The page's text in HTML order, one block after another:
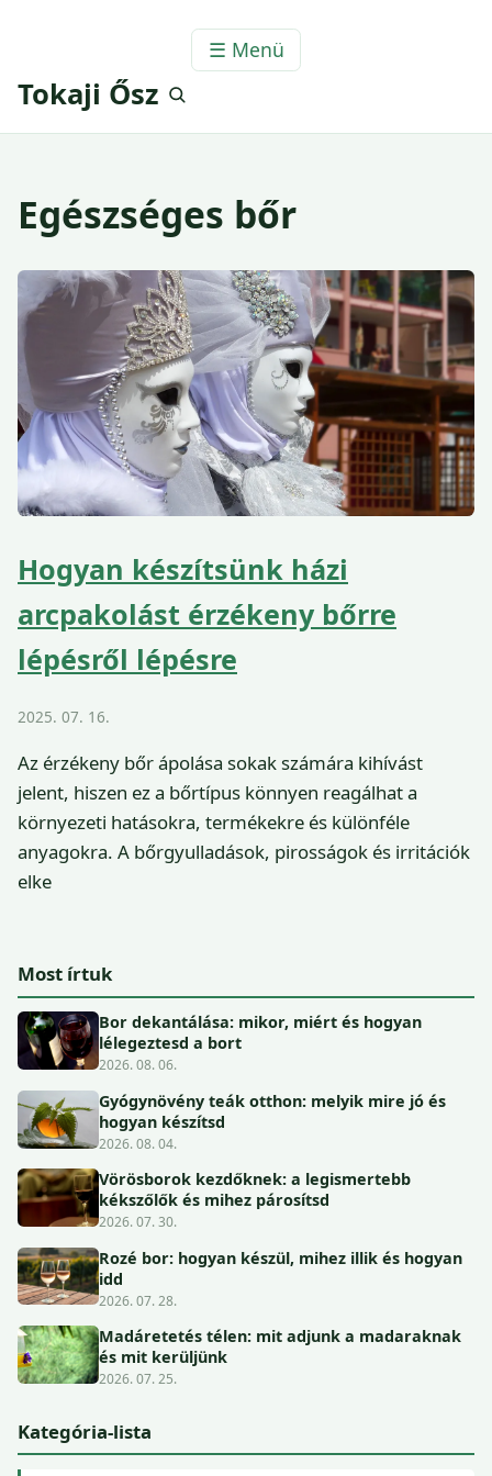
☰ Menü
Tokaji Ősz
Egészséges bőr
Hogyan készítsünk házi
arcpakolást érzékeny bőrre
lépésről lépésre
2025. 07. 16.
Az érzékeny bőr ápolása sokak számára kihívást
jelent, hiszen ez a bőrtípus könnyen reagálhat a
környezeti hatásokra, termékekre és különféle
anyagokra. A bőrgyulladások, pirosságok és irritációk
elke
Most írtuk
Bor dekantálása: mikor, miért és hogyan
lélegeztesd a bort
2026. 08. 06.
Gyógynövény teák otthon: melyik mire jó és
hogyan készítsd
2026. 08. 04.
Vörösborok kezdőknek: a legismertebb
kékszőlők és mihez párosítsd
2026. 07. 30.
Rozé bor: hogyan készül, mihez illik és hogyan
idd
2026. 07. 28.
Madáretetés télen: mit adjunk a madaraknak
és mit kerüljünk
2026. 07. 25.
Kategória-lista